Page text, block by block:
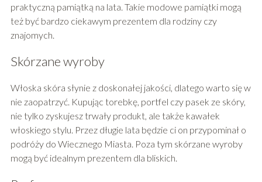
praktyczną pamiątką na lata. Takie modowe pamiątki mogą
też być bardzo ciekawym prezentem dla rodziny czy
znajomych.
Skórzane wyroby
Włoska skóra słynie z doskonałej jakości, dlatego warto się w
nie zaopatrzyć. Kupując torebkę, portfel czy pasek ze skóry,
nie tylko zyskujesz trwały produkt, ale także kawałek
włoskiego stylu. Przez długie lata będzie ci on przypominał o
podróży do Wiecznego Miasta. Poza tym skórzane wyroby
mogą być idealnym prezentem dla bliskich.